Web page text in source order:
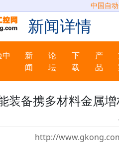
中国自
新闻详情
新
闻
论
坛
下
载
产
品
装备携多材料金属
http://